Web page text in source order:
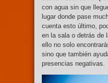
con agua sin que
lugar donde pase
cuenta esto último,
en la sala o detrás de
ello no solo
sino que también
presencias negativas.